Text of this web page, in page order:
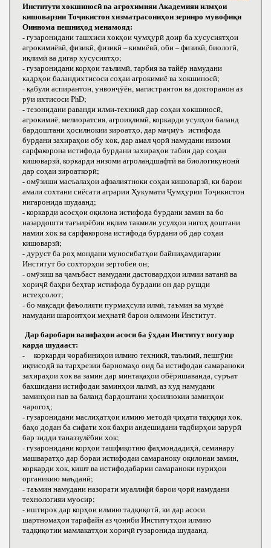
Институти хокшиносӣ ва агрохимияи Академияи илмҳои
кишоварзии Тоҷикистон хизматрасониҳои зеринро мувофиқи
Оиннома пешниҳод менамояд:
- гузаронидани ташхиси хокҳои ҷумҳурӣ доир ба хусусиятҳои
агрокимиёвӣ, физикӣ, физикӣ – кимиёвӣ, оби – физикӣ, биологӣ,
иқлимӣ ва дигар хусусиятҳо;
- гузаронидани корҳои таълимӣ, тарбия ва тайёр намудани
кадрҳои баландихтисоси соҳаи агрокимиё ва хокшиносӣ;
- қабули аспирантон, унвонҷӯён, магистрантон ва докторанон аз
рӯи ихтисоси РhD;
- тезонидани раванди илми-техникӣ дар соҳаи хокшиносӣ,
агрокимиё, мелиоратсия, агроиқлимӣ, коркарди усулҳои баланд
бардоштани ҳосилнокии зироатҳо, дар маҷмӯъ истифода
бурдани захираҳои обу хок, дар амал ҷорӣ намудани низоми
сарфакорона истифода бурдани захираҳои табии дар соҳаи
кишоварзӣ, коркарди низоми агроландшафтӣ ва биологикунонӣ
дар соҳаи зироаткорӣ;
- омӯзиши масъалаҳои афзалиятноки соҳаи кишоварзӣ, ки барои
амали сохтани сиёсати аграрии Ҳукумати Ҷумҳурии Тоҷикистон
нигаронида шудаанд;
- коркарди асосҳои оқилона истифода бурдани замин ва бо
назардошти тағъирёбии иқлим такмили усулҳои нигоҳ доштани
намии хок ва сарфакорона истифода бурдани об дар соҳаи
кишоварзӣ;
- дуруст ба роҳ мондани муносибатҳои байниҳамдигарии
Институт бо сохторҳои зертобеи он;
- омӯзиш ва ҷамъбаст намудани дастовардҳои илмии ватанӣ ва
хориҷӣ баҳри беҳтар истифода бурдани он дар рушди
истеҳсолот;
- бо мақсади фаъолияти пурмаҳсули илмӣ, таъмин ва муҳаё
намудани шароитҳои меҳнатӣ барои олимони Институт.
Дар баробари вазифаҳои асоси ба ӯҳдаи Институт вогузор
карда шудааст:
- коркарди чорабиниҳои илмию техникӣ, таълимӣ, пешгӯии
иқтисодӣ ва тарҳрезии барномаҳо оид ба истифодаи самараноки
захираҳои хок ва замин дар минтақаҳои обёришаванда, суръат
бахшидани истифодаи заминҳои лалмӣ, аз худ намудани
заминҳои нав ва баланд бардоштани ҳосилнокии заминҳои
чарогоҳ;
- гузаронидани маслиҳатҳои илмию методӣ ҷиҳати таҳқиқи хок,
баҳо додан ба сифати хок баҳри андешидани тадбирҳои зарурӣ
бар зидди таназзулёбии хок;
- гузаронидани корҳои ташфиқотию фаҳмондадиҳӣ, семинару
машваратҳо дар бораи истифодаи самараноку оқилонаи замин,
коркарди хок, кишт ва истифодабарии самараноки нуриҳои
органикию маъданӣ;
- таъмин намудани назорати муаллифӣ барои ҷорӣ намудани
технологияи муосир;
- иштирок дар корҳои илмию тадқиқотӣ, ки дар асоси
шартномаҳои тарафайн аз ҷониби Институтҳои илмию
тадқиқотии мамлакатҳои хориҷӣ гузаронида шудаанд.